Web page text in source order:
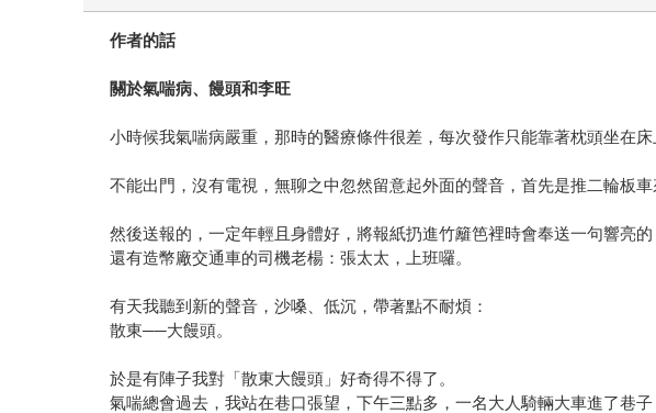
作者的話
關於氣喘病、饅頭和李旺
小時候我氣喘病嚴重，那時的醫療條件很差，每次發作只能靠著枕頭坐在床
不能出門，沒有電視，無聊之中忽然留意起外面的聲音，首先是推二輪板
然後送報的，一定年輕且身體好，將報紙扔進竹籬笆裡時會奉送一句響亮的
還有造幣廠交通車的司機老楊：張太太，上班囉。
有天我聽到新的聲音，沙嗓、低沉，帶著點不耐煩：
散東──大饅頭。
於是有陣子我對「散東大饅頭」好奇得不得了。
氣喘總會過去，我站在巷口張望，下午三點多，一名大人騎輛大車進了巷